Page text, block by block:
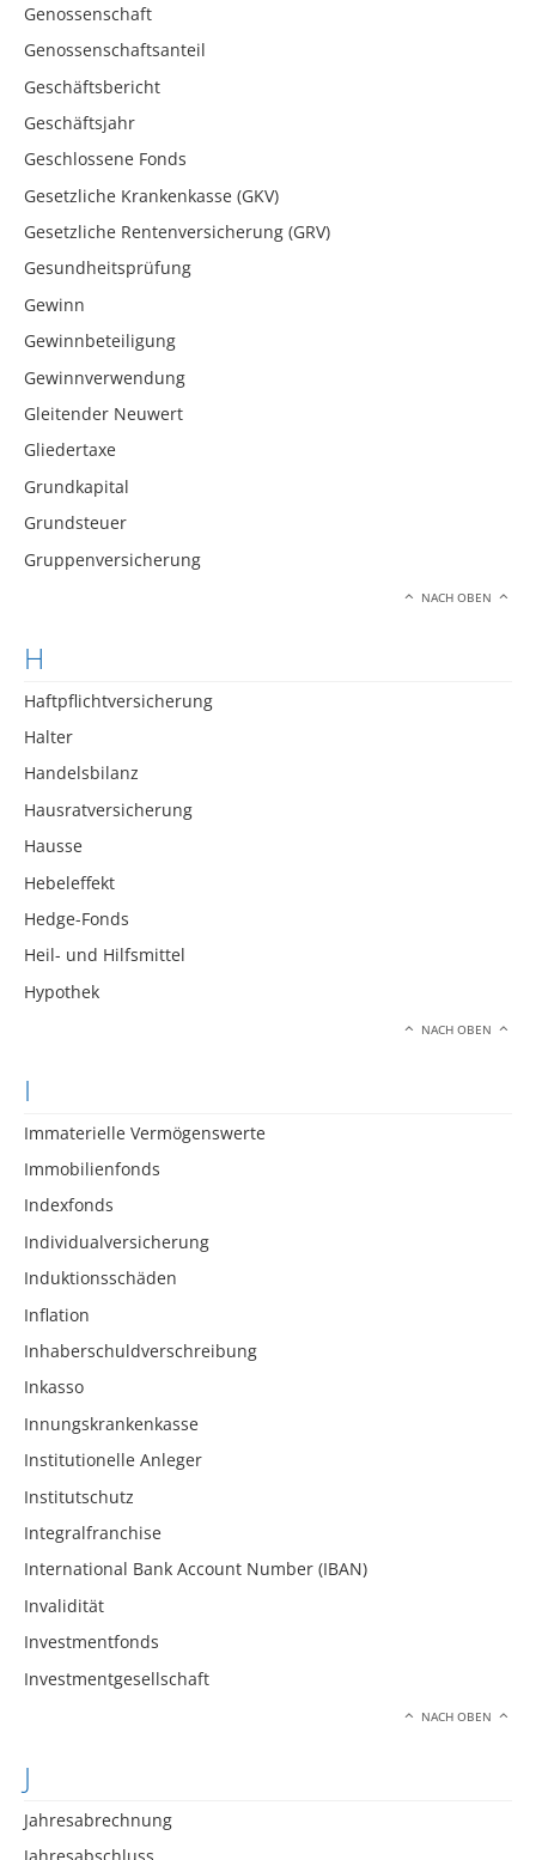
Genossenschaft
Genossenschaftsanteil
Geschäftsbericht
Geschäftsjahr
Geschlossene Fonds
Gesetzliche Krankenkasse (GKV)
Gesetzliche Rentenversicherung (GRV)
Gesundheitsprüfung
Gewinn
Gewinnbeteiligung
Gewinnverwendung
Gleitender Neuwert
Gliedertaxe
Grundkapital
Grundsteuer
Gruppenversicherung
NACH OBEN
H
Haftpflichtversicherung
Halter
Handelsbilanz
Hausratversicherung
Hausse
Hebeleffekt
Hedge-Fonds
Heil- und Hilfsmittel
Hypothek
NACH OBEN
I
Immaterielle Vermögenswerte
Immobilienfonds
Indexfonds
Individualversicherung
Induktionsschäden
Inflation
Inhaberschuldverschreibung
Inkasso
Innungskrankenkasse
Institutionelle Anleger
Institutschutz
Integralfranchise
International Bank Account Number (IBAN)
Invalidität
Investmentfonds
Investmentgesellschaft
NACH OBEN
J
Jahresabrechnung